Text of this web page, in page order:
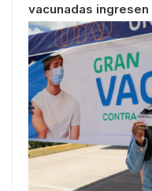
vacunadas